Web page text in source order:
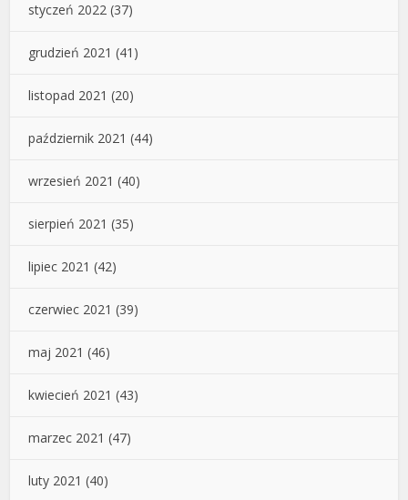
styczeń 2022 (37)
grudzień 2021 (41)
listopad 2021 (20)
październik 2021 (44)
wrzesień 2021 (40)
sierpień 2021 (35)
lipiec 2021 (42)
czerwiec 2021 (39)
maj 2021 (46)
kwiecień 2021 (43)
marzec 2021 (47)
luty 2021 (40)